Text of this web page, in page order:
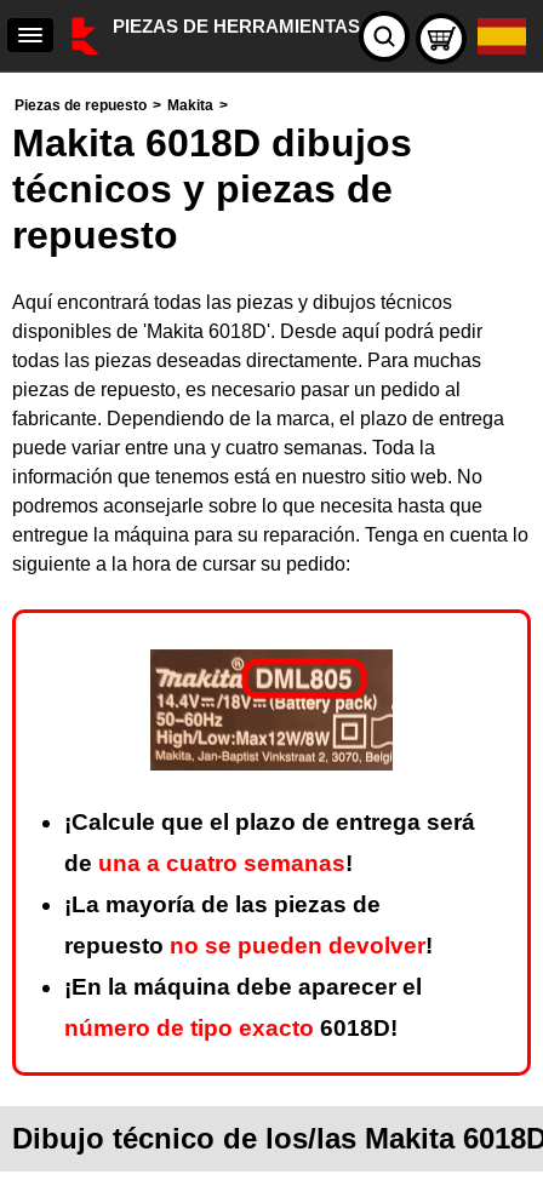
PIEZAS DE HERRAMIENTAS
Piezas de repuesto > Makita >
Makita 6018D dibujos
técnicos y piezas de
repuesto
Aquí encontrará todas las piezas y dibujos técnicos
disponibles de 'Makita 6018D'. Desde aquí podrá pedir
todas las piezas deseadas directamente. Para muchas
piezas de repuesto, es necesario pasar un pedido al
fabricante. Dependiendo de la marca, el plazo de entrega
puede variar entre una y cuatro semanas. Toda la
información que tenemos está en nuestro sitio web. No
podremos aconsejarle sobre lo que necesita hasta que
entregue la máquina para su reparación. Tenga en cuenta lo
siguiente a la hora de cursar su pedido:
¡Calcule que el plazo de entrega será
de una a cuatro semanas!
¡La mayoría de las piezas de
repuesto no se pueden devolver!
¡En la máquina debe aparecer el
número de tipo exacto 6018D!
Dibujo técnico de los/las Makita